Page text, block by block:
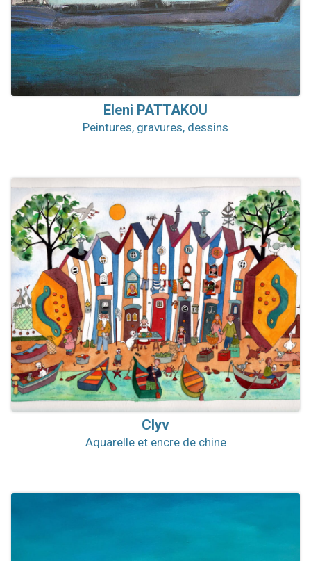
Eleni PATTAKOU
Peintures, gravures, dessins
Clyv
Aquarelle et encre de chine